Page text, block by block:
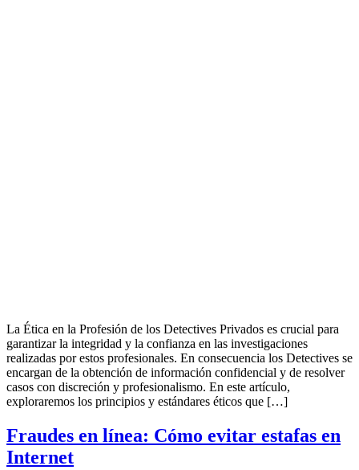
La Ética en la Profesión de los Detectives Privados es crucial para
garantizar la integridad y la confianza en las investigaciones
realizadas por estos profesionales. En consecuencia los Detectives se
encargan de la obtención de información confidencial y de resolver
casos con discreción y profesionalismo. En este artículo,
exploraremos los principios y estándares éticos que […]
Fraudes en línea: Cómo evitar estafas en
Internet